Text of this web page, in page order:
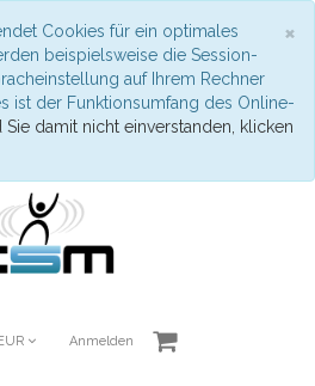
×
Cookies für ein optimales
beispielsweise die Session-
auf Ihrem Rechner
ist der Funktionsumfang des Online-
Sie damit nicht einverstanden, klicken
Anmelden